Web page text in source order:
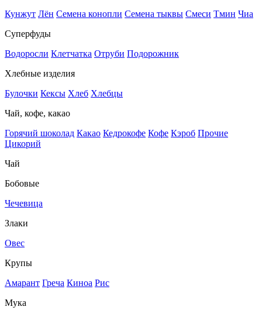
Кунжут Лён Семена конопли Семена тыквы Смеси Тмин Чиа
Суперфуды
Водоросли Клетчатка Отруби Подорожник
Хлебные изделия
Булочки Кексы Хлеб Хлебцы
Чай, кофе, какао
Горячий шоколад Какао Кедрокофе Кофе Кэроб Прочие
Цикорий
Чай
Бобовые
Чечевица
Злаки
Овес
Крупы
Амарант Греча Киноа Рис
Мука